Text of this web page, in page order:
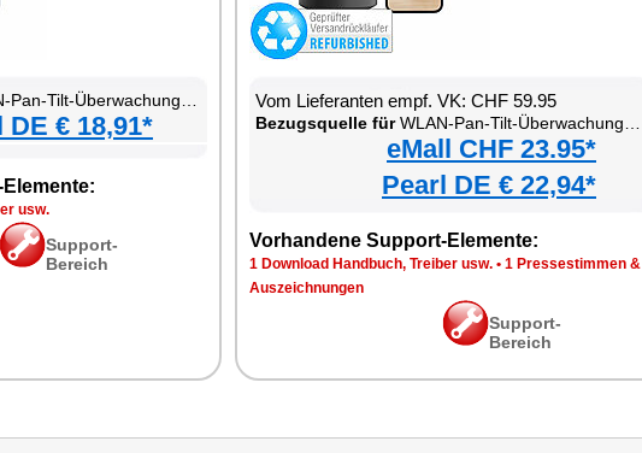
mit Tracking, Sirene, Nachtsicht und Patrouillen-Funktion
DE € 18,91*
usw.
Support-
Bereich
Vom Lieferanten empf. VK: CHF 59.95
Bezugsquelle fürWLAN-Pan-Tilt-Überwachungskamera mit Tracking, Sirene, Nachtsicht und Patrouillen-Funktion
eMall CHF 23.95*
Pearl DE € 22,94*
Vorhandene Support-Elemente:
1 Download Handbuch, Treiber usw. • 1 Pressestimmen &
Auszeichnungen
Support-
Bereich